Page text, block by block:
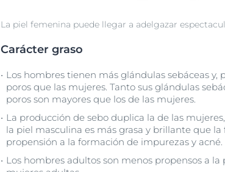
La piel femenina puede llegar a adelgazar
Carácter graso
Los hombres tienen más glándulas sebáceas y,
poros que las mujeres. Tanto sus glándulas
poros son mayores que los de las mujeres.
La producción de sebo duplica la de las
la piel masculina es más grasa y brillante que la
propensión a la formación de impurezas y acné.
Los hombres adultos son menos propensos a la